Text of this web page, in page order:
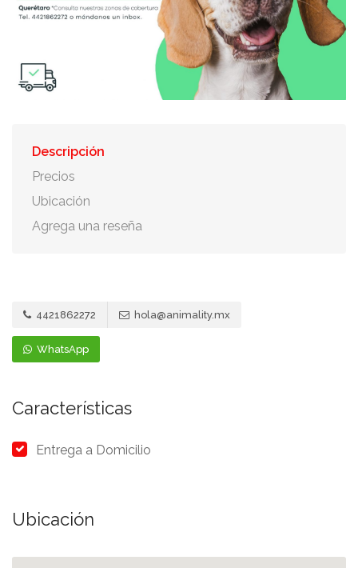
Descripción
Precios
Ubicación
Agrega una reseña
4421862272 hola@animality.mx
WhatsApp
Características
Entrega a Domicilio
Ubicación